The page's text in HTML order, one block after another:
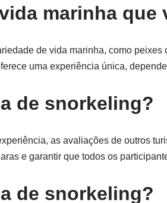
marinha que
de vida marinha, como
uma experiência única,
de snorkeling?
as avaliações de outros
e garantir que todos os
de snorkeling?